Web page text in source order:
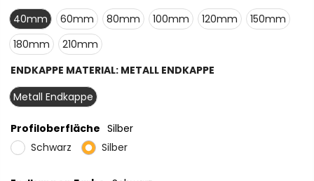
40mm
60mm 80mm 100mm 120mm
150mm
180mm
210mm
ENDKAPPE MATERIAL: METALL ENDKAPPE
Metall Endkappe
Profiloberfläche Silber
Schwarz
Silber